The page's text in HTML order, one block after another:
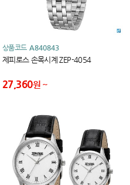
상품코드 A840843
제피로스 손목시계 ZEP-4054
27,360원